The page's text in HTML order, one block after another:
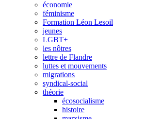
économie
féminisme
Formation Léon Lesoil
jeunes
LGBT+
les nôtres
lettre de Flandre
luttes et mouvements
migrations
syndical-social
théorie
écosocialisme
histoire